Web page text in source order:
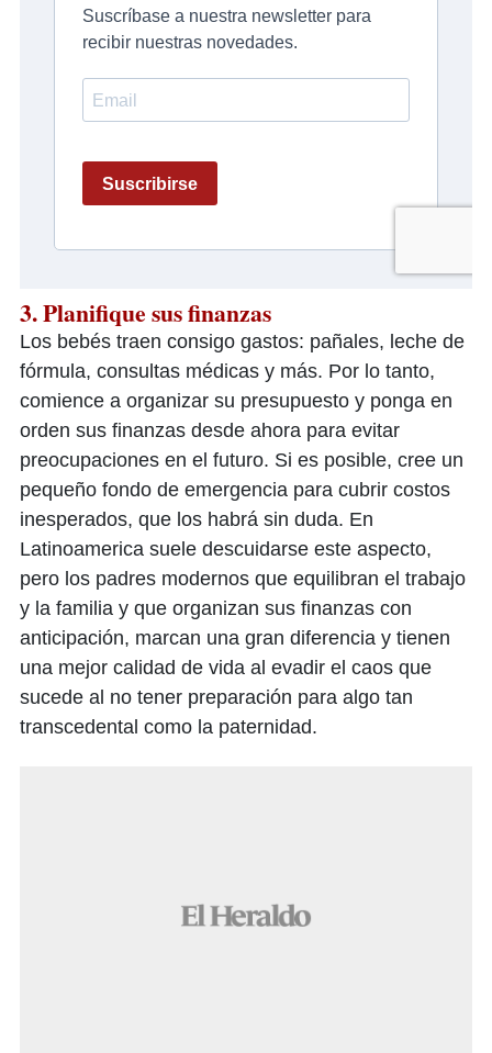
3. Planifique sus finanzas
Los bebés traen consigo gastos: pañales, leche de
fórmula, consultas médicas y más. Por lo tanto,
comience a organizar su presupuesto y ponga en
orden sus finanzas desde ahora para evitar
preocupaciones en el futuro. Si es posible, cree un
pequeño fondo de emergencia para cubrir costos
inesperados, que los habrá sin duda. En
Latinoamerica suele descuidarse este aspecto,
pero los padres modernos que equilibran el trabajo
y la familia y que organizan sus finanzas con
anticipación, marcan una gran diferencia y tienen
una mejor calidad de vida al evadir el caos que
sucede al no tener preparación para algo tan
transcedental como la paternidad.